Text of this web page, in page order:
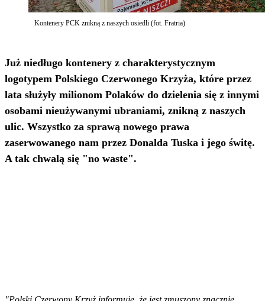
Kontenery PCK znikną z naszych osiedli (fot. Fratria)
Już niedługo kontenery z charakterystycznym
logotypem Polskiego Czerwonego Krzyża, które przez
lata służyły milionom Polaków do dzielenia się z innymi
osobami nieużywanymi ubraniami, znikną z naszych
ulic. Wszystko za sprawą nowego prawa
zaserwowanego nam przez Donalda Tuska i jego świtę.
A tak chwalą się "no waste".